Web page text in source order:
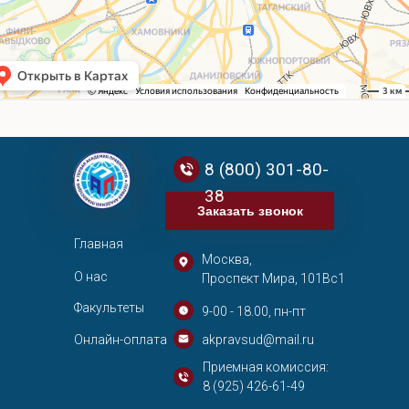
Главная
О нас
Факультеты
Онлайн-оплата
Москва,
Проспект Мира, 101Вс1
Заказать звонок
9-00 - 18.00, пн-пт
akpravsud@mail.ru
8 (800) 301-80-
38
Приемная комиссия:
8 (925) 426-61-49